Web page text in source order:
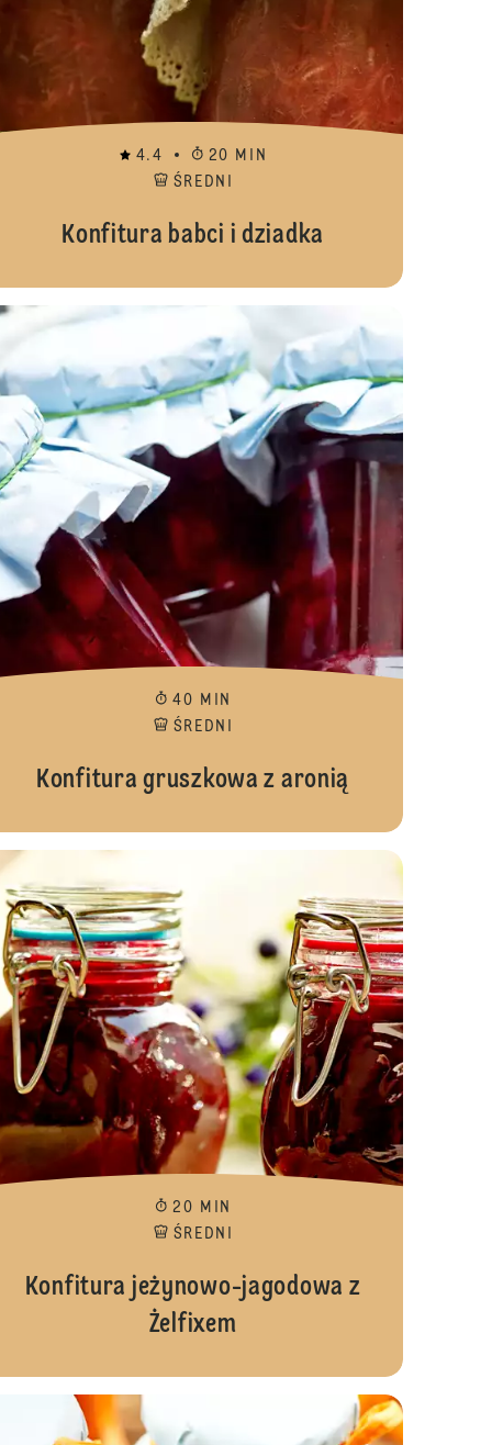
4.4
20 MIN
ŚREDNI
Konfitura babci i dziadka
brzoskwiniowa z cukinią
40 MIN
ŚREDNI
Konfitura gruszkowa z aronią
gruszkowa z Żelfixem Konfitura
20 MIN
ŚREDNI
Konfitura jeżynowo-jagodowa z
Żelfixem
malinowa z kiwi Konfitura